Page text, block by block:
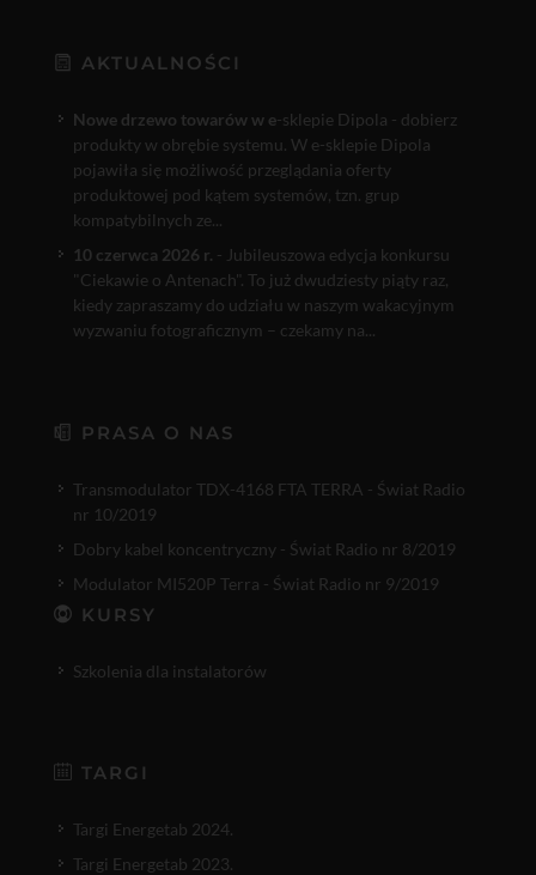
AKTUALNOŚCI
Nowe drzewo towarów w e-sklepie Dipola - dobierz
produkty w obrębie systemu. W e-sklepie Dipola
pojawiła się możliwość przeglądania oferty
produktowej pod kątem systemów, tzn. grup
kompatybilnych ze...
10 czerwca 2026 r. - Jubileuszowa edycja konkursu
"Ciekawie o Antenach". To już dwudziesty piąty raz,
kiedy zapraszamy do udziału w naszym wakacyjnym
wyzwaniu fotograficznym – czekamy na...
PRASA O NAS
Transmodulator TDX-4168 FTA TERRA - Świat Radio
nr 10/2019
Dobry kabel koncentryczny - Świat Radio nr 8/2019
Modulator MI520P Terra - Świat Radio nr 9/2019
KURSY
Szkolenia dla instalatorów
TARGI
Targi Energetab 2024.
Targi Energetab 2023.